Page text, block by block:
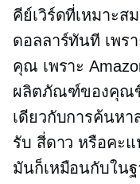
คีย์เวิร์ดที่เหมาะ
ดอลลาร์ทันที เพ
คุณ เพราะ
ผลิตภัณฑ์ของคุณขึ้
เดียวกับการค้นห
รับ สี่ดาว หรือคะแ
มันก็เหมือนกับใน